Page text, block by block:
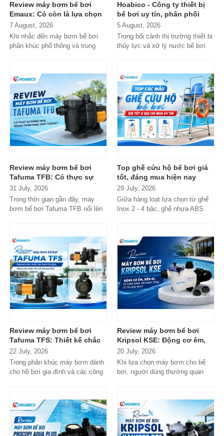
Review máy bơm bể bơi
Emaux: Có còn là lựa chọn
đáng mua?
7 August, 2026
Khi nhắc đến máy bơm bể bơi
phân khúc phổ thông và trung
Hoabico - Công ty thiết bị
bể bơi uy tín, phân phối
chính hãng toàn quốc
5 August, 2026
Trong bối cảnh thị trường thiết bị
thủy lực và xử lý nước bể bơi
Review máy bơm bể bơi
Tafuma TFB: Có thực sự
đáng mua trong phân khúc
phổ thông?
31 July, 2026
Trong thời gian gần đây, máy
bơm bể bơi Tafuma TFB nổi lên
Top ghế cứu hộ bể bơi giá
tốt, đáng mua hiện nay
29 July, 2026
Giữa hàng loạt lựa chọn từ ghế
Inox 2 - 4 bậc, ghế nhựa ABS
Review máy bơm bể bơi
Tafuma TFS: Thiết kế chắc
chắn, vận hành ổn định,
đáng cân nhắc cho hồ bơi
gia đình
22 July, 2026
Trong phân khúc máy bơm dành
cho hồ bơi gia đình và các công
Review máy bơm bể bơi
Kripsol KSE: Động cơ êm,
bền bỉ, có xứng đáng với
danh tiếng từ Tây Ban Nha?
20 July, 2026
Khi lựa chọn máy bơm cho bể
bơi, người dùng thường quan